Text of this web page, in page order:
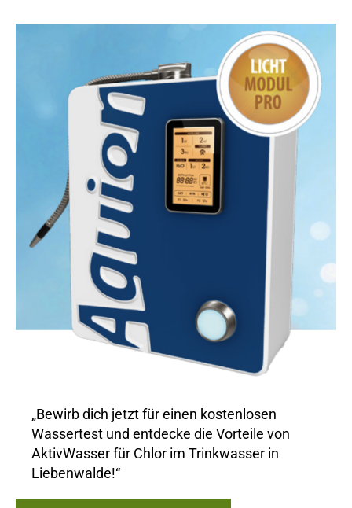
„Bewirb dich jetzt für einen kostenlosen
Wassertest und entdecke die Vorteile von
AktivWasser für Chlor im Trinkwasser in
Liebenwalde!“